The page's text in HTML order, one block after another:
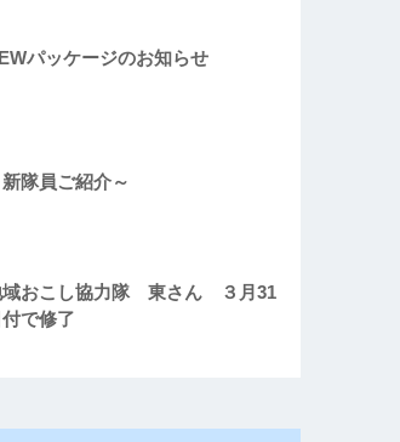
パッケージのお知らせ
新隊員ご紹介～
域おこし協力隊 東さん ３月31
付で修了